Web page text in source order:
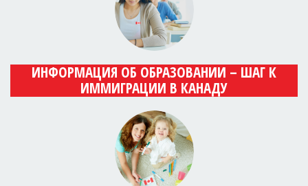
ИНФОРМАЦИЯ ОБ ОБРАЗОВАНИИ – ШАГ К
ИММИГРАЦИИ В КАНАДУ